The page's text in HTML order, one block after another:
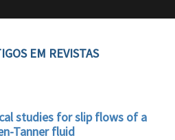
EM REVISTAS
studies for slip flows of a
Tanner fluid